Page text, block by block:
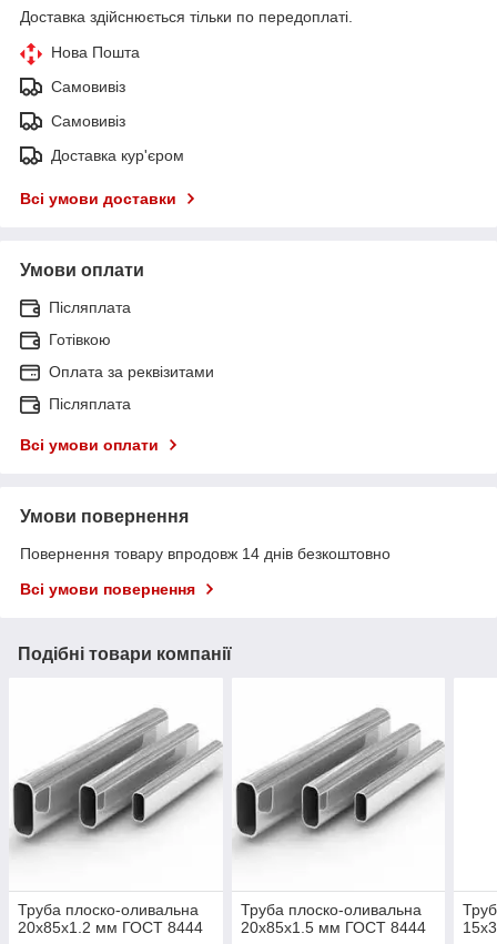
Доставка здійснюється тільки по передоплаті.
Нова Пошта
Самовивіз
Самовивіз
Доставка кур'єром
Всі умови доставки
Умови оплати
Післяплата
Готівкою
Оплата за реквізитами
Післяплата
Всі умови оплати
Умови повернення
Повернення товару впродовж 14 днів безкоштовно
Всі умови повернення
Подібні товари компанії
Труба плоско-оливальна
20х85х1.2 мм ГОСТ 8444
Труба плоско-оливальна
20х85х1.5 мм ГОСТ 8444